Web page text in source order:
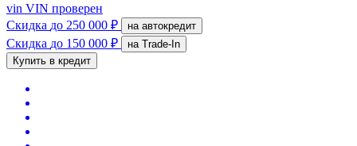
vin VIN проверен
Скидка до 250 000 ₽ на автокредит
Скидка до 150 000 ₽
на Trade-In
Купить в кредит